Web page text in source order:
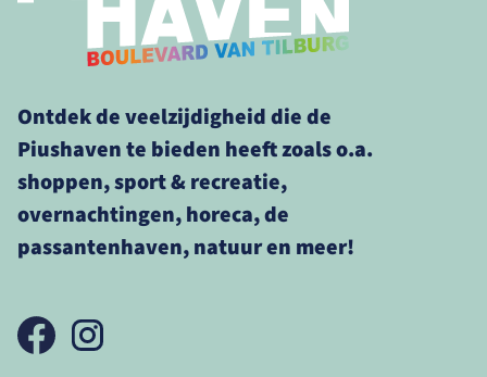
Ontdek de veelzijdigheid die de
Piushaven te bieden heeft zoals o.a.
shoppen, sport & recreatie,
overnachtingen, horeca, de
passantenhaven, natuur en meer!